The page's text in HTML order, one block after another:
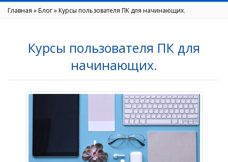
Главная »Блог»Курсы пользователя ПК для начинающих.
Курсы пользователя ПК для
начинающих.